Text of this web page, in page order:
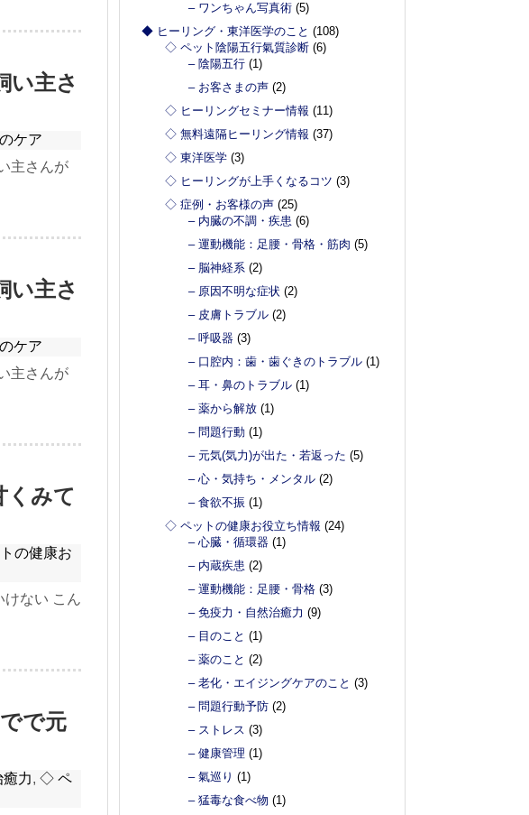
い主さ
ケア
主さんが
い主さ
ケア
主さんが
くみて
の健康お
けない こん
で元
力,◇ ペ
– ワンちゃん写真術 (5)
◆ ヒーリング・東洋医学のこと (108)
◇ ペット陰陽五行氣質診断 (6)
– 陰陽五行 (1)
– お客さまの声 (2)
◇ ヒーリングセミナー情報 (11)
◇ 無料遠隔ヒーリング情報 (37)
◇ 東洋医学 (3)
◇ ヒーリングが上手くなるコツ (3)
◇ 症例・お客様の声 (25)
– 内臓の不調・疾患 (6)
– 運動機能：足腰・骨格・筋肉 (5)
– 脳神経系 (2)
– 原因不明な症状 (2)
– 皮膚トラブル (2)
– 呼吸器 (3)
– 口腔内：歯・歯ぐきのトラブル (1)
– 耳・鼻のトラブル (1)
– 薬から解放 (1)
– 問題行動 (1)
– 元気(気力)が出た・若返った (5)
– 心・気持ち・メンタル (2)
– 食欲不振 (1)
◇ ペットの健康お役立ち情報 (24)
– 心臓・循環器 (1)
– 内蔵疾患 (2)
– 運動機能：足腰・骨格 (3)
– 免疫力・自然治癒力 (9)
– 目のこと (1)
– 薬のこと (2)
– 老化・エイジングケアのこと (3)
– 問題行動予防 (2)
– ストレス (3)
– 健康管理 (1)
– 氣巡り (1)
– 猛毒な食べ物 (1)